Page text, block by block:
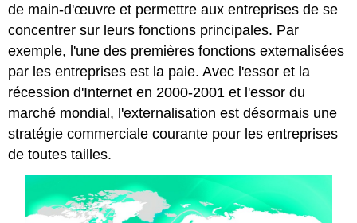
de main-d'œuvre et permettre aux entreprises de se
concentrer sur leurs fonctions principales. Par
exemple, l'une des premières fonctions externalisées
par les entreprises est la paie. Avec l'essor et la
récession d'Internet en 2000-2001 et l'essor du
marché mondial, l'externalisation est désormais une
stratégie commerciale courante pour les entreprises
de toutes tailles.